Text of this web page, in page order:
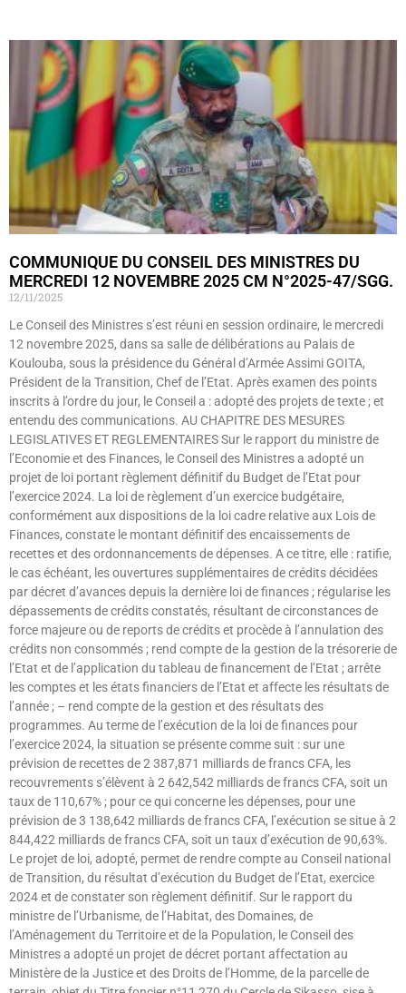
COMMUNIQUE DU CONSEIL DES MINISTRES DU
MERCREDI 12 NOVEMBRE 2025 CM N°2025-47/SGG.
12/11/2025
Le Conseil des Ministres s’est réuni en session ordinaire, le mercredi
12 novembre 2025, dans sa salle de délibérations au Palais de
Koulouba, sous la présidence du Général d’Armée Assimi GOITA,
Président de la Transition, Chef de l’Etat. Après examen des points
inscrits à l’ordre du jour, le Conseil a : adopté des projets de texte ; et
entendu des communications. AU CHAPITRE DES MESURES
LEGISLATIVES ET REGLEMENTAIRES Sur le rapport du ministre de
l’Economie et des Finances, le Conseil des Ministres a adopté un
projet de loi portant règlement définitif du Budget de l’Etat pour
l’exercice 2024. La loi de règlement d’un exercice budgétaire,
conformément aux dispositions de la loi cadre relative aux Lois de
Finances, constate le montant définitif des encaissements de
recettes et des ordonnancements de dépenses. A ce titre, elle : ratifie,
le cas échéant, les ouvertures supplémentaires de crédits décidées
par décret d’avances depuis la dernière loi de finances ; régularise les
dépassements de crédits constatés, résultant de circonstances de
force majeure ou de reports de crédits et procède à l’annulation des
crédits non consommés ; rend compte de la gestion de la trésorerie de
l’Etat et de l’application du tableau de financement de l’Etat ; arrête
les comptes et les états financiers de l’Etat et affecte les résultats de
l’année ; – rend compte de la gestion et des résultats des
programmes. Au terme de l’exécution de la loi de finances pour
l’exercice 2024, la situation se présente comme suit : sur une
prévision de recettes de 2 387,871 milliards de francs CFA, les
recouvrements s’élèvent à 2 642,542 milliards de francs CFA, soit un
taux de 110,67% ; pour ce qui concerne les dépenses, pour une
prévision de 3 138,642 milliards de francs CFA, l’exécution se situe à 2
844,422 milliards de francs CFA, soit un taux d’exécution de 90,63%.
Le projet de loi, adopté, permet de rendre compte au Conseil national
de Transition, du résultat d’exécution du Budget de l’Etat, exercice
2024 et de constater son règlement définitif. Sur le rapport du
ministre de l’Urbanisme, de l’Habitat, des Domaines, de
l’Aménagement du Territoire et de la Population, le Conseil des
Ministres a adopté un projet de décret portant affectation au
Ministère de la Justice et des Droits de l’Homme, de la parcelle de